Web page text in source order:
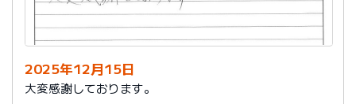
2025年12月15日
大変感謝しております。